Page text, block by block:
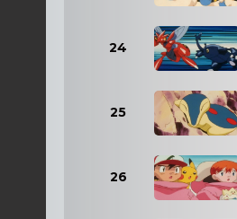
24
25
26